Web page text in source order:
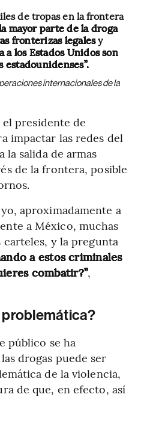
de tropas en la frontera
mayor parte de la droga
fronterizas legalesy
los Estados Unidos son
internacionales de la
presidente de
impactar las redes del
salida de armas
de la frontera, posible
aproximadamente a
a México, muchas
carteles, y la pregunta
a estos criminales
combatir?”,
público se ha
drogas puede ser
de la violencia,
de que, en efecto, así